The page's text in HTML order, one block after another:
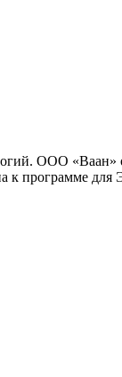
ООО «Ваан»
к программе для